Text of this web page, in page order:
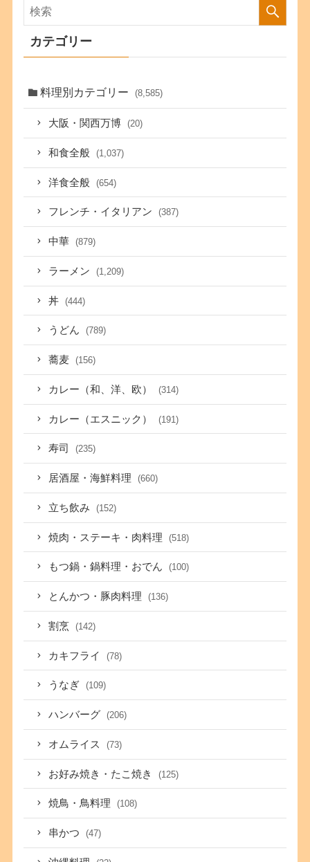
カテゴリー
料理別カテゴリー (8,585)
大阪・関西万博 (20)
和食全般 (1,037)
洋食全般 (654)
フレンチ・イタリアン (387)
中華 (879)
ラーメン (1,209)
丼 (444)
うどん (789)
蕎麦 (156)
カレー（和、洋、欧） (314)
カレー（エスニック） (191)
寿司 (235)
居酒屋・海鮮料理 (660)
立ち飲み (152)
焼肉・ステーキ・肉料理 (518)
もつ鍋・鍋料理・おでん (100)
とんかつ・豚肉料理 (136)
割烹 (142)
カキフライ (78)
うなぎ (109)
ハンバーグ (206)
オムライス (73)
お好み焼き・たこ焼き (125)
焼鳥・鳥料理 (108)
串かつ (47)